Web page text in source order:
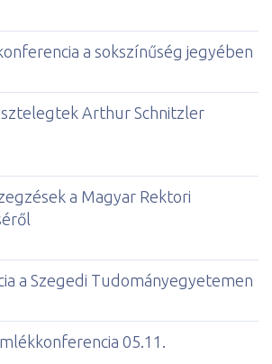
a sokszínűség jegyében
Arthur Schnitzler
a Magyar Rektori
a Szegedi Tudományegyetemen
05.11.